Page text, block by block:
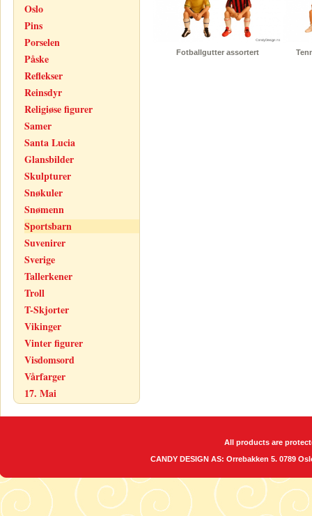
Oslo
Pins
Porselen
Påske
Reflekser
Reinsdyr
Religiøse figurer
Samer
Santa Lucia
Glansbilder
Skulpturer
Snøkuler
Snømenn
Sportsbarn
Suvenirer
Sverige
Tallerkener
Troll
T-Skjorter
Vikinger
Vinter figurer
Visdomsord
Vårfarger
17. Mai
Fotballgutter assortert
All products are
CANDY DESIGN AS: Orrebakken 5. 0789